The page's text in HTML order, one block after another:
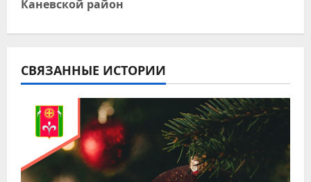
а
ц
и
о
Каневской район
СВЯЗАННЫЕ ИСТОРИИ